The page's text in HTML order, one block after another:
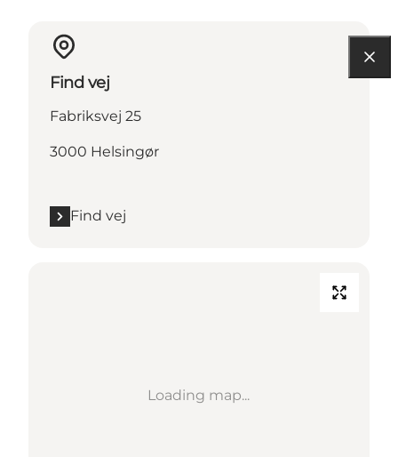
Find vej
Fabriksvej 25
3000 Helsingør
Find vej
Loading map...